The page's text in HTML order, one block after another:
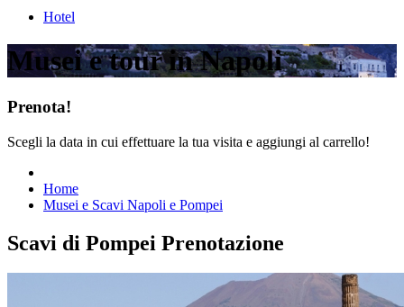
Hotel
Musei e tour in Napoli
Prenota!
Scegli la data in cui effettuare la tua visita e aggiungi al carrello!
Home
Musei e Scavi Napoli e Pompei
Scavi di Pompei Prenotazione